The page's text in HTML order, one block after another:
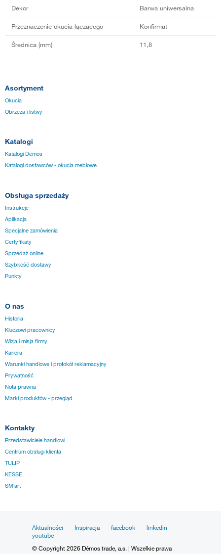
Dekor Barwa uniwersalna
Przeznaczenie okucia łączącego Konfirmat
Średnica (mm) 11,8
Asortyment
Okucia
Obrzeża i listwy
Katalogi
Katalogi Demos
Katalogi dostawców - okucia meblowe
Obsługa sprzedaży
Instrukcje
Aplikacja
Specjalne zamówienia
Certyfikaty
Sprzedaż online
Szybkość dostawy
Punkty
O nas
Historia
Kluczowi pracownicy
Wizja i misja firmy
Kariera
Warunki handlowe i protokół reklamacyjny
Prywatność
Nota prawna
Marki produktów - przegląd
Kontakty
Przedstawiciele handlowi
Centrum obsługi klienta
TULIP
KESSE
SM´art
Aktualności Inspiracja facebook
linkedin
youtube
© Copyright 2026 Démos trade, a.s. | Wszelkie prawa